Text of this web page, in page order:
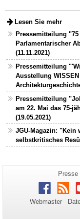
Lesen Sie mehr
Pressemitteilung
Parlamentarischer
(11.11.2021)
Pressemitteilung
Ausstellung
Pressemitteilung
am 22. Mai das 75-
(19.05.2021)
JGU-Magazin: "Kein
selbstkritisches
Seiten-
Name:
Presse
Facebook
RSS
Webmaster